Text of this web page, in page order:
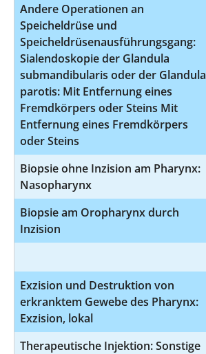
Andere Operationen an
Speicheldrüse und
Speicheldrüsenausführungsgang:
Sialendoskopie der Glandula
submandibularis oder der Glandula
parotis: Mit Entfernung eines
Fremdkörpers oder Steins Mit
Entfernung eines Fremdkörpers
oder Steins
Biopsie ohne Inzision am Pharynx:
Nasopharynx
Biopsie am Oropharynx durch
Inzision
Exzision und Destruktion von
erkranktem Gewebe des Pharynx:
Exzision, lokal
Therapeutische Injektion: Sonstige